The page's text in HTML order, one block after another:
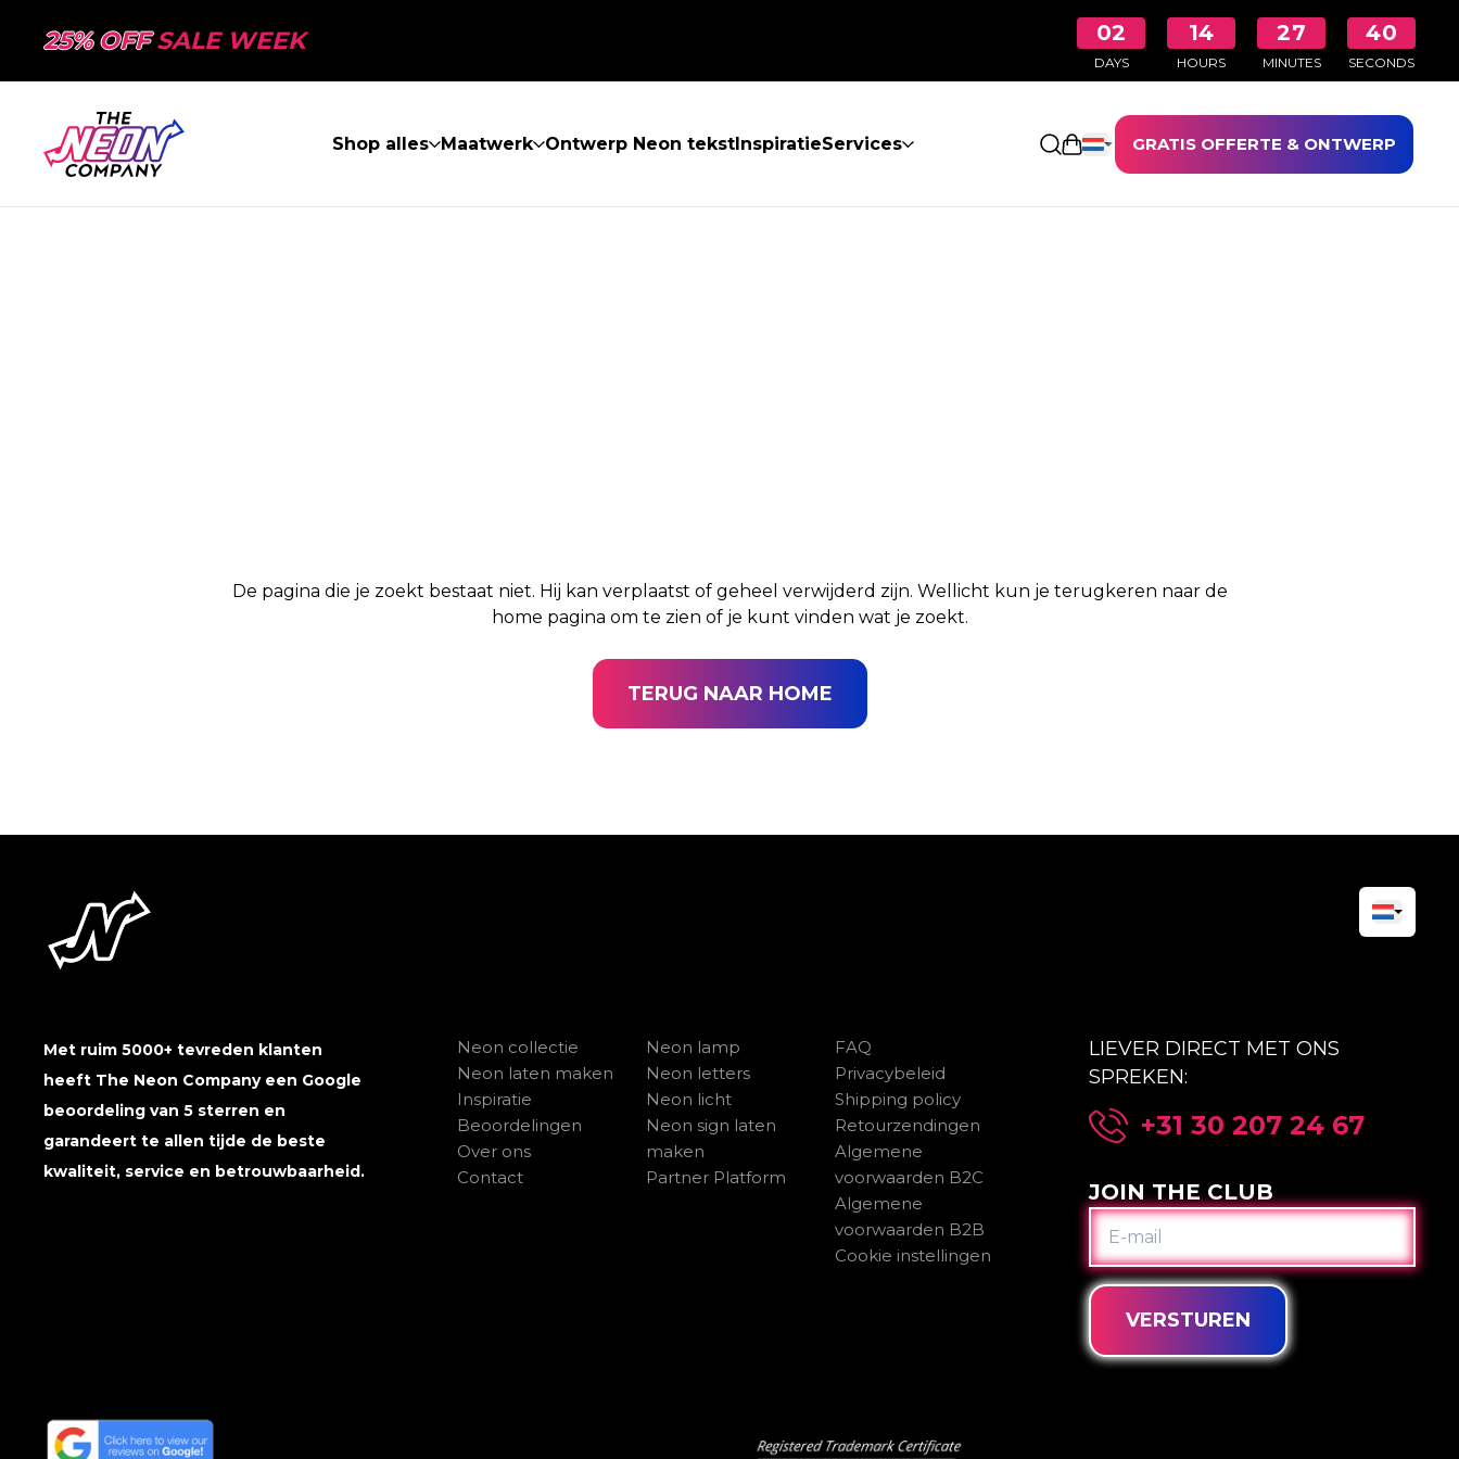
25% OFFSALE WEEK 02
DAYS
14
HOURS
27
MINUTES
40
SECONDS
Shop alles Maatwerk Ontwerp Neon tekstInspiratieServices Winkelwagen openen
GRATIS OFFERTE & ONTWERP
De pagina die je zoekt bestaat niet. Hij kan verplaatst of geheel verwijderd zijn. Wellicht kun je terugkeren naar de
home pagina om te zien of je kunt vinden wat je zoekt.
TERUG NAAR HOME
Met ruim 5000+ tevreden klanten
heeft The Neon Company een Google
beoordeling van 5 sterren en
garandeert te allen tijde de beste
kwaliteit, service en betrouwbaarheid.
Neon collectie
Neon laten maken
Inspiratie
Beoordelingen
Over ons
Contact
Neon lamp
Neon letters
Neon licht
Neon sign laten
maken
Partner Platform
FAQ
Privacybeleid
Shipping policy
Retourzendingen
Algemene
voorwaarden B2C
Algemene
voorwaarden B2B
Cookie instellingen
LIEVER DIRECT MET ONS
SPREKEN:
+31 30 207 24 67
JOIN THE CLUB
E-
MAIL
VERSTUREN